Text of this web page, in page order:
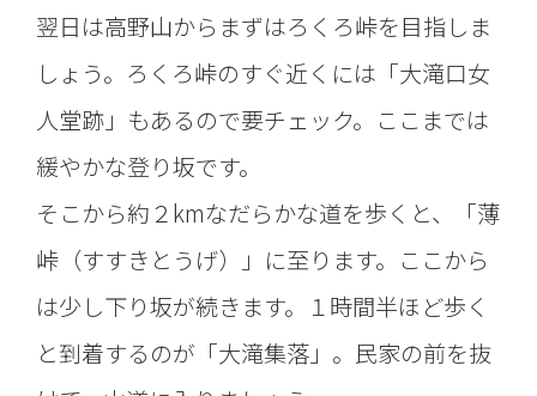
翌日は高野山からまずはろくろ峠を目指しま
しょう。ろくろ峠のすぐ近くには「大滝口女
人堂跡」もあるので要チェック。ここまでは
緩やかな登り坂です。
そこから約２kmなだらかな道を歩くと、「薄
峠（すすきとうげ）」に至ります。ここから
は少し下り坂が続きます。１時間半ほど歩く
と到着するのが「大滝集落」。民家の前を抜